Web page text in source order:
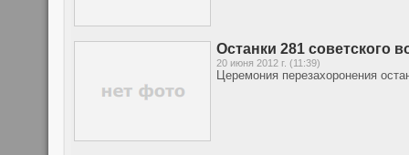
Останки 281 советского
20 июня 2012 г. (11:39)
Церемония перезахоронения